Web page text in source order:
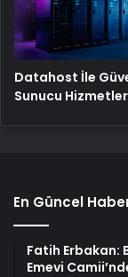
Datahost İle
Sunucu
En Güncel
Fatih Erbakan:
Emevi